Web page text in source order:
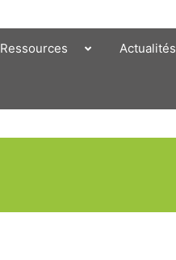
Ressources Actualités